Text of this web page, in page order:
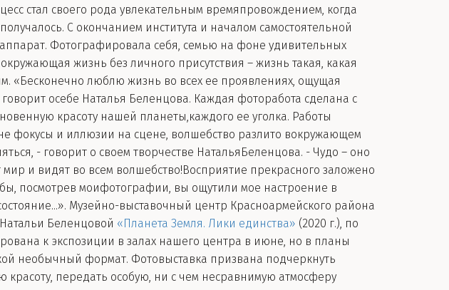
стал своего рода увлекательным времяпровождением, когда
С окончанием института и началом самостоятельной
Фотографировала себя, семью на фоне удивительных
жизнь без личного присутствия – жизнь такая, какая
«Бесконечно люблю жизнь во всех ее проявлениях, ощущая
осебе Наталья Беленцова. Каждая фоторабота сделана с
красоту нашей планеты,каждого ее уголка. Работы
фокусы и иллюзии на сцене, волшебство разлито вокружающем
- говорит о своем творчестве НатальяБеленцова. - Чудо – оно
и видят во всем волшебство!Восприятие прекрасного заложено
посмотрев моифотографии, вы ощутили мое настроение в
Музейно-выставочный центр Красноармейского района
Беленцовой «Планета Земля. Лики единства» (2020 г.), по
к экспозиции в залах нашего центра в июне, но в планы
необычный формат. Фотовыставка призвана подчеркнуть
передать особую, ни с чем несравнимую атмосферу